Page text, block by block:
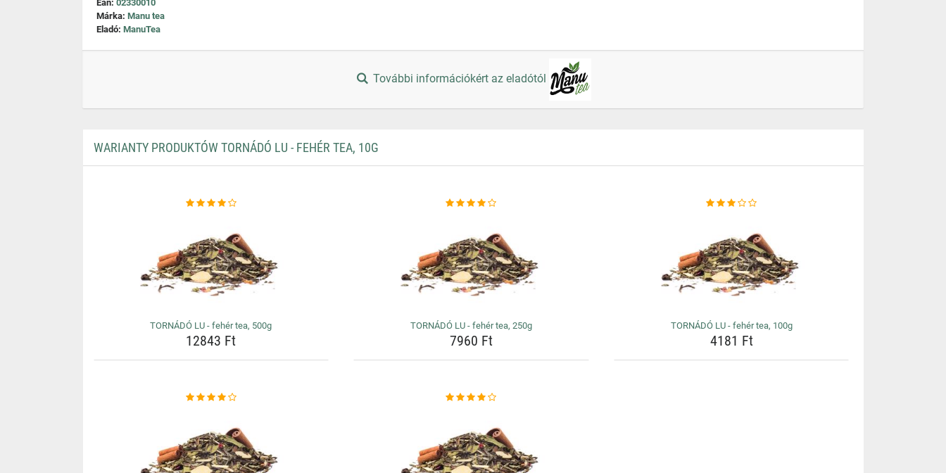
Ean: 02330010
Márka: Manu tea
Eladó: ManuTea
További információkért az eladótól
WARIANTY PRODUKTÓW TORNÁDÓ LU - FEHÉR TEA, 10G
TORNÁDÓ LU - fehér tea, 500g
12843 Ft
TORNÁDÓ LU - fehér tea, 250g
7960 Ft
TORNÁDÓ LU - fehér tea, 100g
4181 Ft